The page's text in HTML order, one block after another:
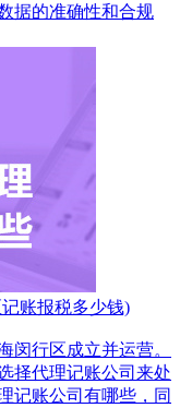
据的准确性和合规
账报税多少钱)
闵行区成立并运营。
择代理记账公司来处
记账公司有哪些，同